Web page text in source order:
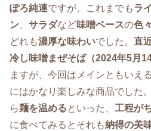
ぽろ純連ですが、これまでもラ
ン
サラダなど味噌ベースの色
どれも濃厚な味わいでした。 直
冷し味噌まぜそば（2024年5月14
ますが、今回はメインともいえる
にはかなり楽しみな商品でした
ら麺を温めるといった、 工程が
に食べてみるとそれも納得の美